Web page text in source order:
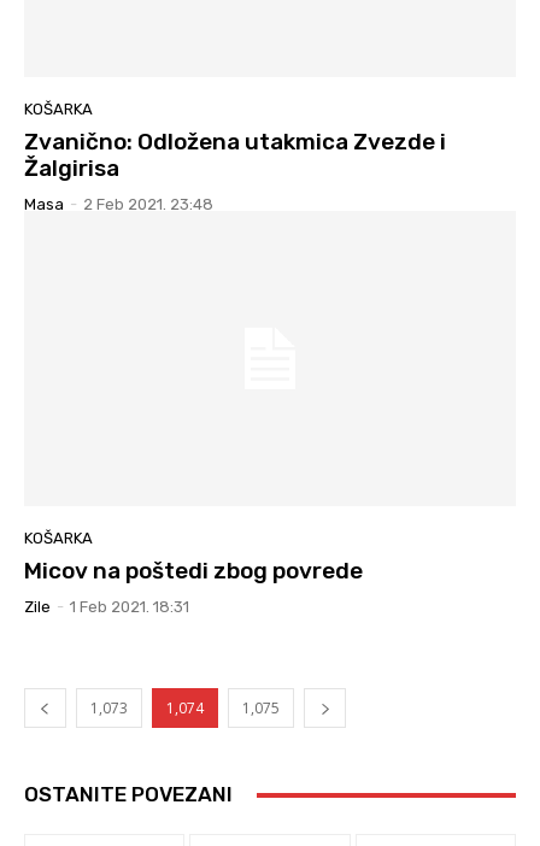
KOŠARKA
Zvanično: Odložena utakmica Zvezde i
Žalgirisa
Masa - 2 Feb 2021. 23:48
KOŠARKA
Micov na poštedi zbog povrede
Zile - 1 Feb 2021. 18:31
1,073 1,074 1,075
OSTANITE POVEZANI